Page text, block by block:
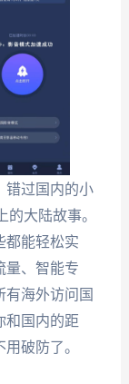
错过国内的小
大陆故事。
都能轻松实
量、智能专
有海外访问国
和国内的距
破防了。